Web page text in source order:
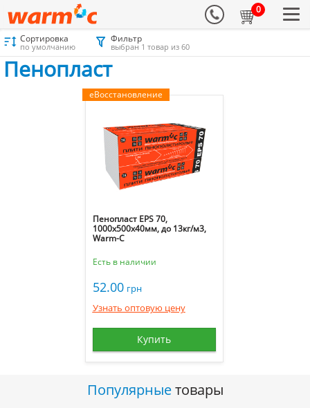
0
Материалы для утепления Каталог Пенопласт
Сортировка
по умолчанию
Фильтр
выбран 1 товар из 60
Пенопласт
еВосстановление
Пенопласт EPS 70,
1000х500х40мм, до 13кг/м3,
Warm-C
Есть в наличии
52.00 грн
Узнать оптовую цену
Купить
Популярныетовары